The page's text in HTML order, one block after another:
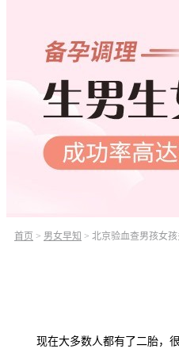
首页 > 男女早知 > 北京验血查男孩女孩
现在大多数人都有了二胎，很